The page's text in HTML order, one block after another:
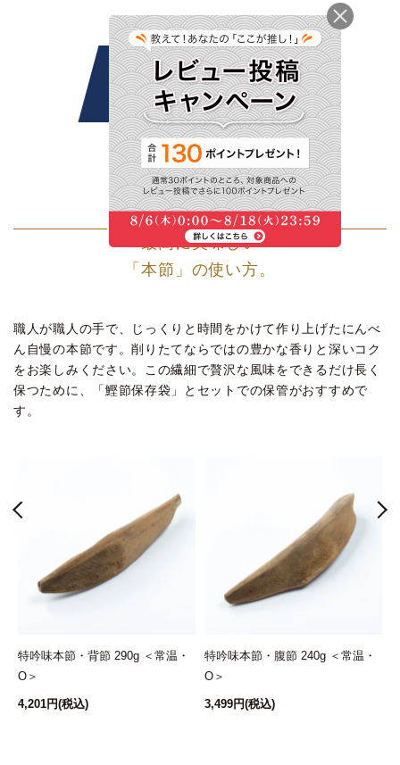
おうちで始める、
贅沢な削りたて体験
使う量だけを
その時その時に削るのが
最高に美味しい
「本節」の使い方。
職人が職人の手で、じっくりと時間をかけて作り上げたにんべ
ん自慢の本節です。削りたてならではの豊かな香りと深いコク
をお楽しみください。この繊細で贅沢な風味をできるだけ長く
保つために、「鰹節保存袋」とセットでの保管がおすすめで
す。
特吟味本節・背節 290g ＜常温・
O＞
4,201円(税込)
特吟味本節・腹節 240g ＜常温・
O＞
3,499円(税込)